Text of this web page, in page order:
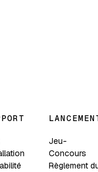
Jeu-
Concours
Règlement